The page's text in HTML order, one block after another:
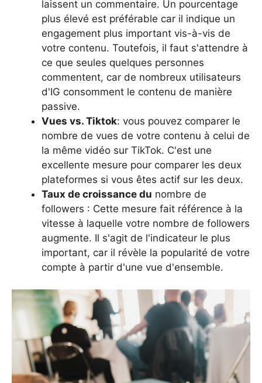
laissent un commentaire. Un pourcentage
plus élevé est préférable car il indique un
engagement plus important vis-à-vis de
votre contenu. Toutefois, il faut s'attendre à
ce que seules quelques personnes
commentent, car de nombreux utilisateurs
d'IG consomment le contenu de manière
passive.
Vues vs. Tiktok: vous pouvez comparer le
nombre de vues de votre contenu à celui de
la même vidéo sur TikTok. C'est une
excellente mesure pour comparer les deux
plateformes si vous êtes actif sur les deux.
Taux de croissance du nombre de
followers : Cette mesure fait référence à la
vitesse à laquelle votre nombre de followers
augmente. Il s'agit de l'indicateur le plus
important, car il révèle la popularité de votre
compte à partir d'une vue d'ensemble.